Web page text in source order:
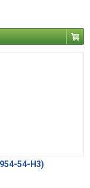
54-H3)